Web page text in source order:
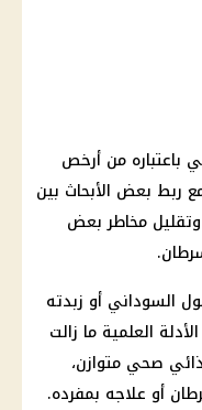
باعتباره من أرخص
ربط بعض الأبحاث بين
مخاطر بعض
السوداني أو زبدته
العلمية ما زالت
صحي متوازن،
أو علاجه بمفرده.